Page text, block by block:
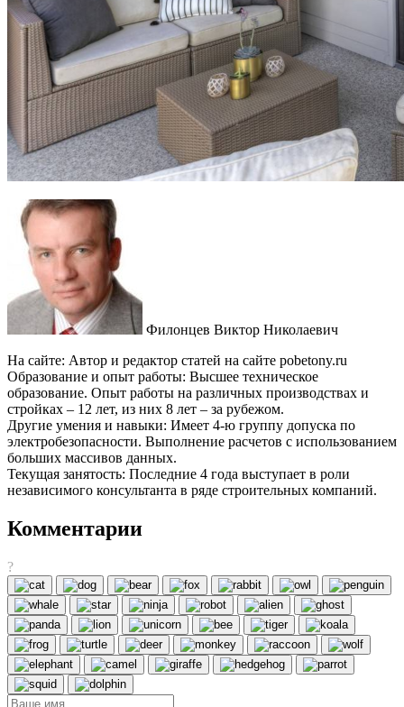
Филонцев Виктор Николаевич
На сайте: Автор и редактор статей на сайте pobetony.ru
Образование и опыт работы: Высшее техническое
образование. Опыт работы на различных производствах и
стройках – 12 лет, из них 8 лет – за рубежом.
Другие умения и навыки: Имеет 4-ю группу допуска по
электробезопасности. Выполнение расчетов с использованием
больших массивов данных.
Текущая занятость: Последние 4 года выступает в роли
независимого консультанта в ряде строительных компаний.
Комментарии
?